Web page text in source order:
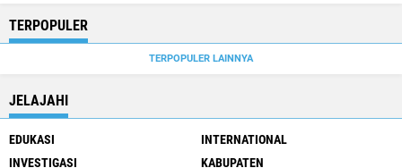
TERPOPULER
TERPOPULER LAINNYA
JELAJAHI
EDUKASI
INTERNATIONAL
INVESTIGASI
KABUPATEN